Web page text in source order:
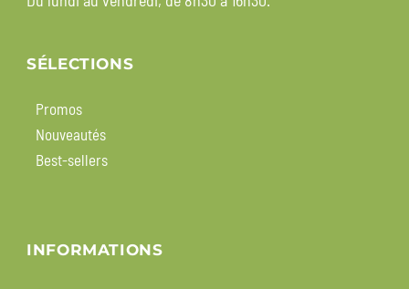
SÉLECTIONS
Promos
Nouveautés
Best-sellers
INFORMATIONS